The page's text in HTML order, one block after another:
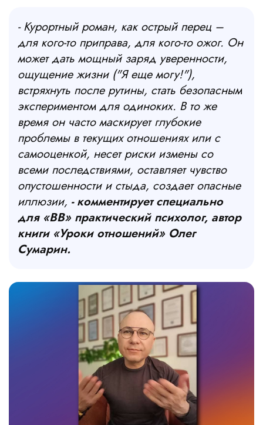
- Курортный роман, как острый перец –
для кого-то приправа, для кого-то ожог. Он
может дать мощный заряд уверенности,
ощущение жизни ("Я еще могу!"),
встряхнуть после рутины, стать безопасным
экспериментом для одиноких. В то же
время он часто маскирует глубокие
проблемы в текущих отношениях или с
самооценкой, несет риски измены со
всеми последствиями, оставляет чувство
опустошенности и стыда, создает опасные
иллюзии, - комментирует специально
для «ВВ» практический психолог, автор
книги «Уроки отношений» Олег
Сумарин.